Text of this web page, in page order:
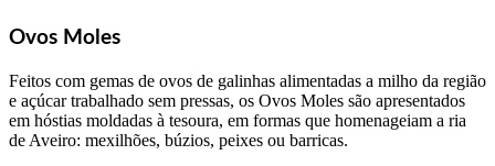
Ovos Moles
Feitos com gemas de ovos de galinhas alimentadas a milho da região
e açúcar trabalhado sem pressas, os Ovos Moles são apresentados
em hóstias moldadas à tesoura, em formas que homenageiam a ria
de Aveiro: mexilhões, búzios, peixes ou barricas.